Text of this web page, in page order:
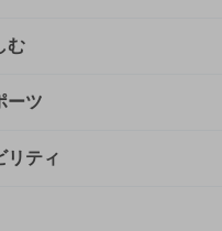
情報
一覧
む
しむTOP
ーン
ーツ
ポーツTOP
ーホール
リティ
ビリティTOP